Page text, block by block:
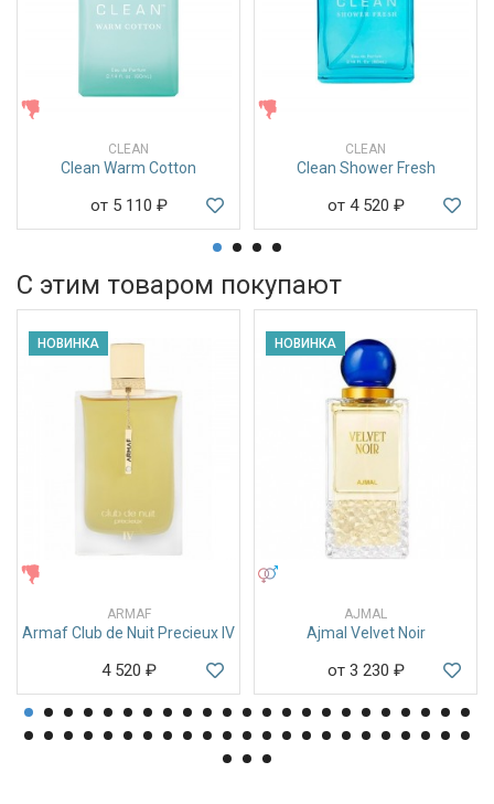
CLEAN
Clean Warm Cotton
от 5 110 ₽
CLEAN
Clean Shower Fresh
от 4 520 ₽
С этим товаром покупают
НОВИНКА
ARMAF
Armaf Club de Nuit Precieux IV
4 520 ₽
НОВИНКА
AJMAL
Ajmal Velvet Noir
от 3 230 ₽